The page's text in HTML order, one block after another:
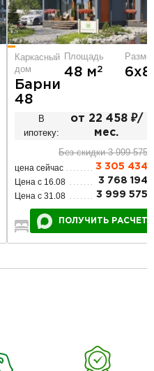
Каркасный
дом
Барни
48
Площадь
48 м2 6х8
В
ипотеку:
от 22 458 ₽/
мес.
Без скидки 3 999 575
цена сейчас 3 305 434
Цена с 16.08 3 768 194
Цена с 31.08 3 999 575
2
ПОЛУЧИТЬ РАСЧЕТ